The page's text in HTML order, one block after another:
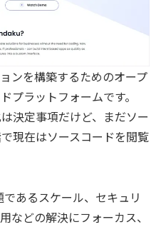
ンを構築するためのオープ
プラットフォームです。
決定事項だけど、まだソー
現在はソースコードを閲覧
あるスケール、セキュリ
などの解決にフォーカス、